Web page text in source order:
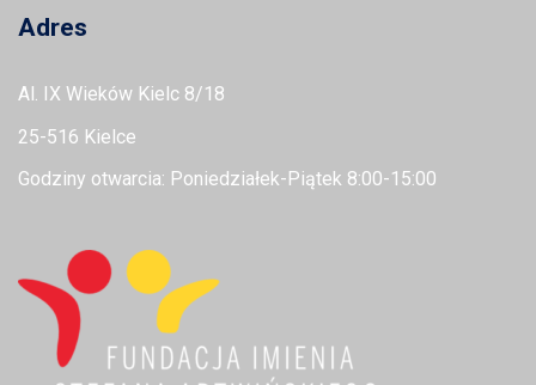
Adres
Al. IX Wieków Kielc 8/18
25-516 Kielce
Godziny otwarcia: Poniedziałek-Piątek 8:00-15:00